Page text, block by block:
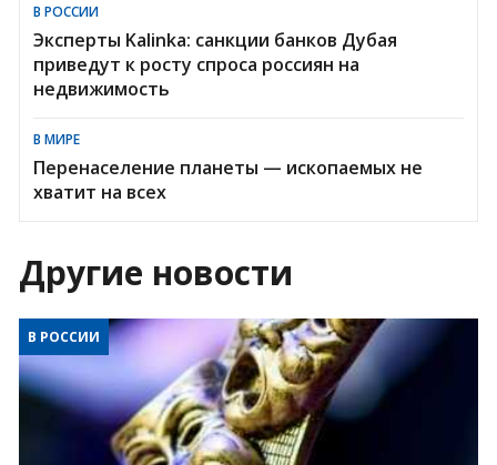
В РОССИИ
Эксперты Kalinka: санкции банков Дубая
приведут к росту спроса россиян на
недвижимость
В МИРЕ
Перенаселение планеты — ископаемых не
хватит на всех
Другие новости
В РОССИИ